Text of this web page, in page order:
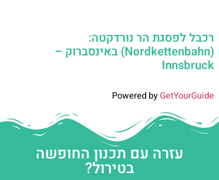
רכבל לפסגת הר נורדקטה:
(Nordkettenbahn) באינסברוק –
Innsbruck
Powered byGetYourGuide
עזרה עם תכנון החופשה
בטירול?